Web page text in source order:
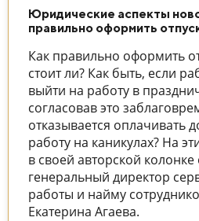
Юридические аспекты
правильно оформить
Как правильно оформить
стоит ли? Как быть, если
выйти на работу в
согласовав это
отказывается оплачивать
работу на каникулах? На
в своей авторской колонке
генеральный директор
работы и найму
Екатерина Агаева.